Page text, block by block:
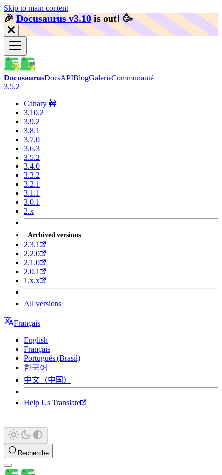
Skip to main content
🎉️Docusaurus v3.10 is out! 🥳️
DocusaurusDocsAPIBlogGalerieCommunauté
3.5.2
Canary 🚧
3.10.2
3.9.2
3.8.1
3.7.0
3.6.3
3.5.2
3.4.0
3.3.2
3.2.1
3.1.1
3.0.1
2.x
Archived versions
2.3.1
2.2.0
2.1.0
2.0.1
1.x.x
All versions
Français
English
Français
Português (Brasil)
한국어
中文（中国）
Help Us Translate
Recherche